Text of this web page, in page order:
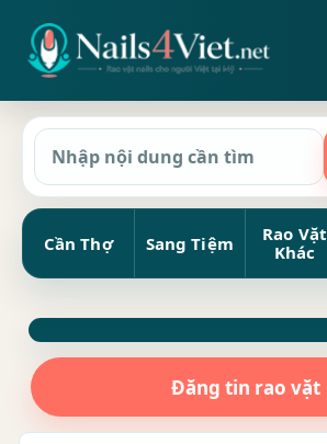
Cần Thợ Sang Tiệm
Rao Vặt
Khác
Đăng tin rao vặt